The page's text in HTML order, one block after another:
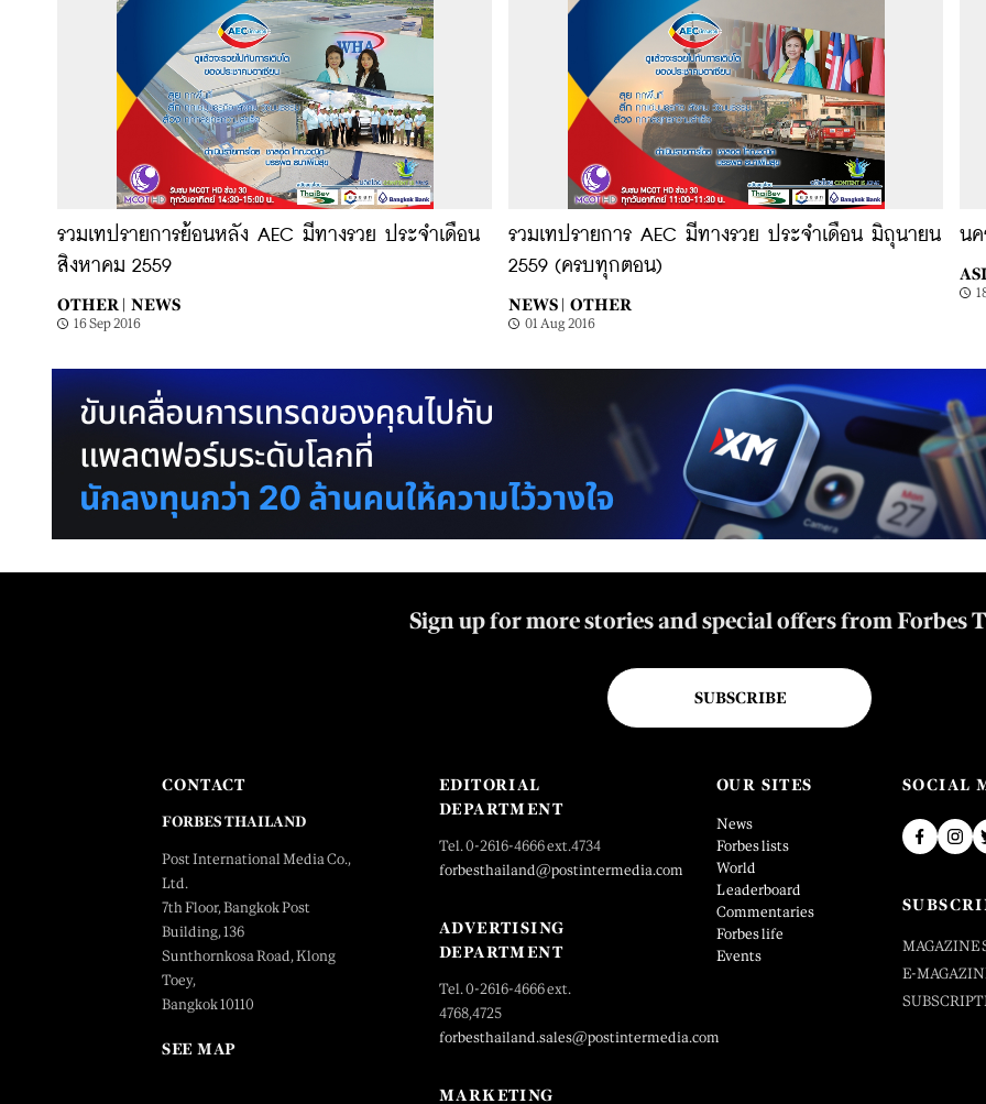
รวมเทปรายการย้อนหลัง AEC มีทางรวย ประจำเดือน
สิงหาคม 2559
OTHER | NEWS
16 Sep 2016
รวมเทปรายการ AEC มีทางรวย ประจำเดือน มิถุนายน
2559 (ครบทุกตอน)
NEWS | OTHER
01 Aug 2016
น
Sign up for more stories and special offers from Forbes
SUBSCRIBE
CONTACT
FORBES THAILAND
Post International Media Co.,
Ltd.
7th Floor, Bangkok Post
Building, 136
Sunthornkosa Road, Klong
Toey,
Bangkok 10110
SEE MAP
EDITORIAL
DEPARTMENT
Tel. 0-2616-4666 ext.4734
forbesthailand@postintermedia.com
ADVERTISING
DEPARTMENT
Tel. 0-2616-4666 ext.
4768,4725
forbesthailand.sales@postintermedia.com
MARKETING
OUR SITES
News
Forbes lists
World
Leaderboard
Commentaries
Forbes life
Events
SOCIAL
MAGAZINE
E-